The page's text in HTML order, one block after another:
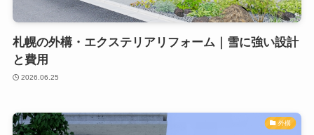
札幌の外構・エクステリアリフォーム｜雪に強い設計
と費用
2026.06.25
外構